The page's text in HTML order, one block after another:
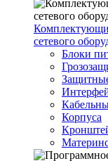
сетевого
Блоки
Корпуса